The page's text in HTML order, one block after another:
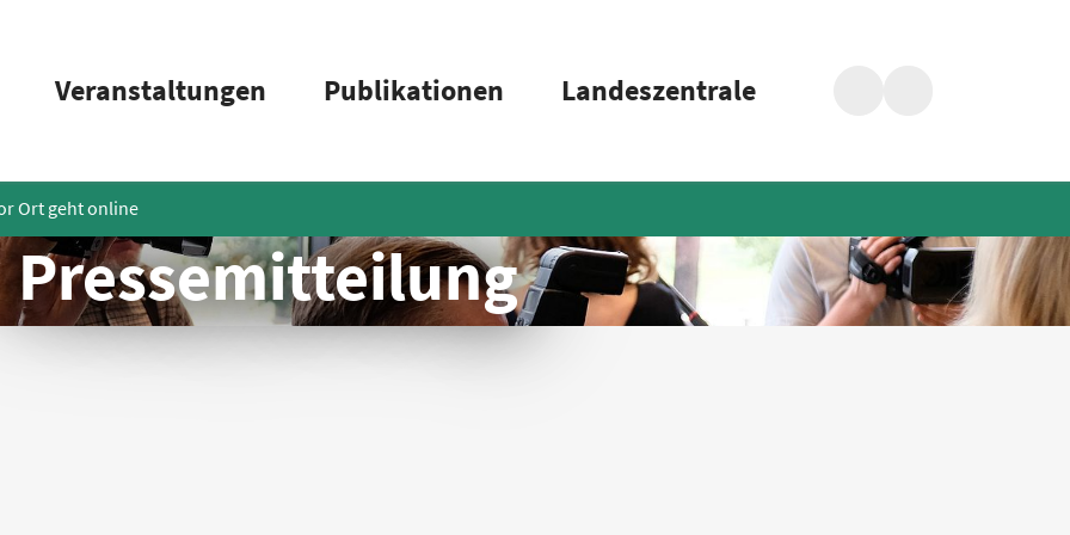
Veranstaltungen Publikationen Landeszentrale
Ort geht online
Pressemitteilung